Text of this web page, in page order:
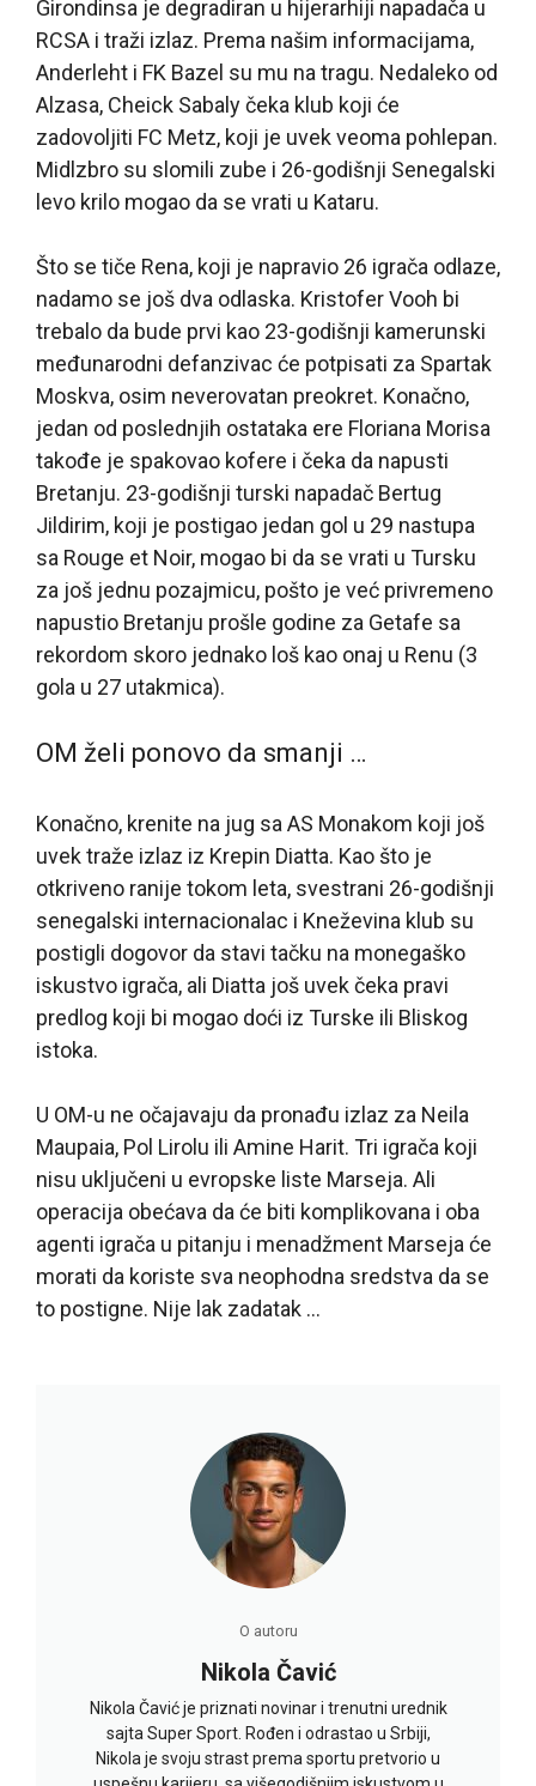
Girondinsa je degradiran u hijerarhiji napadača u
RCSA i traži izlaz. Prema našim informacijama,
Anderleht i FK Bazel su mu na tragu. Nedaleko od
Alzasa, Cheick Sabaly čeka klub koji će
zadovoljiti FC Metz, koji je uvek veoma pohlepan.
Midlzbro su slomili zube i 26-godišnji Senegalski
levo krilo mogao da se vrati u Kataru.
Što se tiče Rena, koji je napravio 26 igrača odlaze,
nadamo se još dva odlaska. Kristofer Vooh bi
trebalo da bude prvi kao 23-godišnji kamerunski
međunarodni defanzivac će potpisati za Spartak
Moskva, osim neverovatan preokret. Konačno,
jedan od poslednjih ostataka ere Floriana Morisa
takođe je spakovao kofere i čeka da napusti
Bretanju. 23-godišnji turski napadač Bertug
Jildirim, koji je postigao jedan gol u 29 nastupa
sa Rouge et Noir, mogao bi da se vrati u Tursku
za još jednu pozajmicu, pošto je već privremeno
napustio Bretanju prošle godine za Getafe sa
rekordom skoro jednako loš kao onaj u Renu (3
gola u 27 utakmica).
OM želi ponovo da smanji …
Konačno, krenite na jug sa AS Monakom koji još
uvek traže izlaz iz Krepin Diatta. Kao što je
otkriveno ranije tokom leta, svestrani 26-godišnji
senegalski internacionalac i Kneževina klub su
postigli dogovor da stavi tačku na monegaško
iskustvo igrača, ali Diatta još uvek čeka pravi
predlog koji bi mogao doći iz Turske ili Bliskog
istoka.
U OM-u ne očajavaju da pronađu izlaz za Neila
Maupaia, Pol Lirolu ili Amine Harit. Tri igrača koji
nisu uključeni u evropske liste Marseja. Ali
operacija obećava da će biti komplikovana i oba
agenti igrača u pitanju i menadžment Marseja će
morati da koriste sva neophodna sredstva da se
to postigne. Nije lak zadatak …
O autoru
Nikola Čavić
Nikola Čavić je priznati novinar i trenutni urednik
sajta Super Sport. Rođen i odrastao u Srbiji,
Nikola je svoju strast prema sportu pretvorio u